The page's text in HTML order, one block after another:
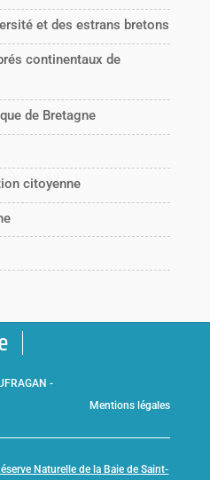
et des estrans bretons
continentaux de
de Bretagne
citoyenne
-
Mentions légales
Naturelle de la Baie de Saint-